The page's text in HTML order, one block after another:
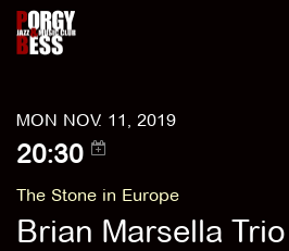
MON NOV. 11, 2019
20:30
The Stone in Europe
Brian Marsella